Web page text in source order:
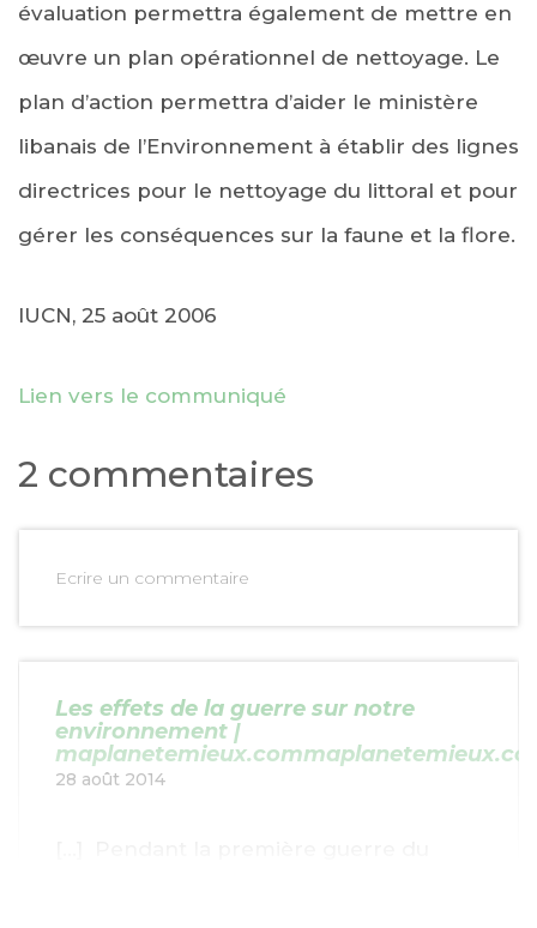
évaluation permettra également de mettre en
œuvre un plan opérationnel de nettoyage. Le
plan d’action permettra d’aider le ministère
libanais de l’Environnement à établir des lignes
directrices pour le nettoyage du littoral et pour
gérer les conséquences sur la faune et la flore.
IUCN, 25 août 2006
Lien vers le communiqué
2 commentaires
Ecrire un commentaire
Les effets de la guerre sur notre
environnement |
28 août 2014